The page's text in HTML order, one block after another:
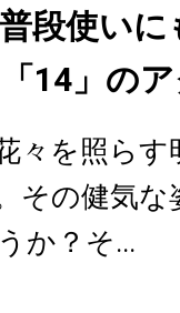
段使い
14」の
々を照ら
その健気
か？そ...